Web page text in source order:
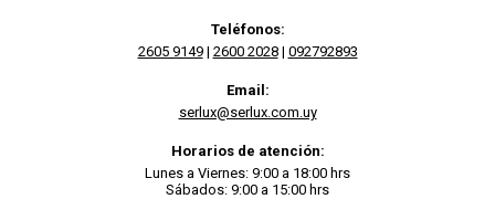
Teléfonos:
2605 9149| 2600 2028| 092792893
Email:
serlux@serlux.com.uy
Horarios de atención:
Lunes a Viernes: 9:00 a 18:00 hrs
Sábados: 9:00 a 15:00 hrs